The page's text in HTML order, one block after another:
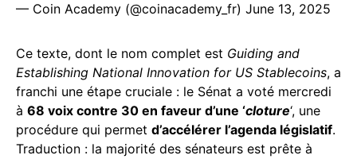
— Coin Academy (@coinacademy_fr) June 13, 2025
Ce texte, dont le nom complet est Guiding and
Establishing National Innovation for US Stablecoins, a
franchi une étape cruciale : le Sénat a voté mercredi
à 68 voix contre 30 en faveur d’une ‘cloture‘, une
procédure qui permet d’accélérer l’agenda législatif.
Traduction : la majorité des sénateurs est prête à